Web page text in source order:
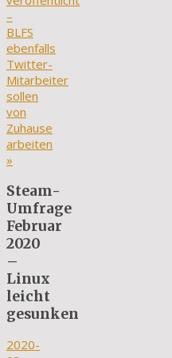
–
BLFS
ebenfalls
Twitter-
Mitarbeiter
sollen
von
Zuhause
arbeiten
»
Steam-
Umfrage
Februar
2020
–
Linux
leicht
gesunken
2020-